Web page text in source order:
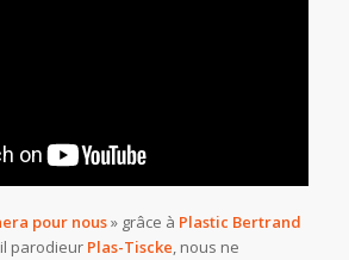
pour nous» grâce à Plastic Bertrand
parodieur Plas-Tiscke, nous ne